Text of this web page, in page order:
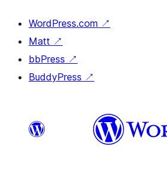
WordPress.com ↗
Matt ↗
bbPress ↗
BuddyPress ↗